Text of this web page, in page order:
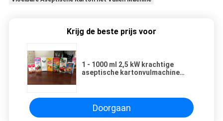
Krijg de beste prijs voor
1 - 1000 ml 2,5 kW krachtige
aseptische kartonvulmachine
Doorgaan